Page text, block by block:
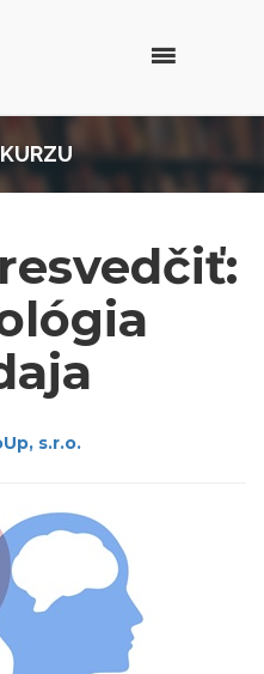
s.r.o.